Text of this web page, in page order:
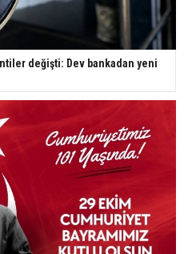
değişti: Dev bankadan yeni